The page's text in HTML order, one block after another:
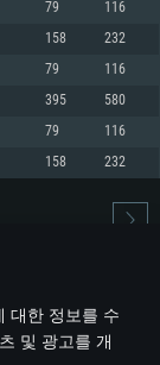
대한 정보를 수
및 광고를 개
지원하는 NVIDIA
그래픽 드라이버를
720p) 이상
79 116
158 232
79 116
395 580
79 116
158 232